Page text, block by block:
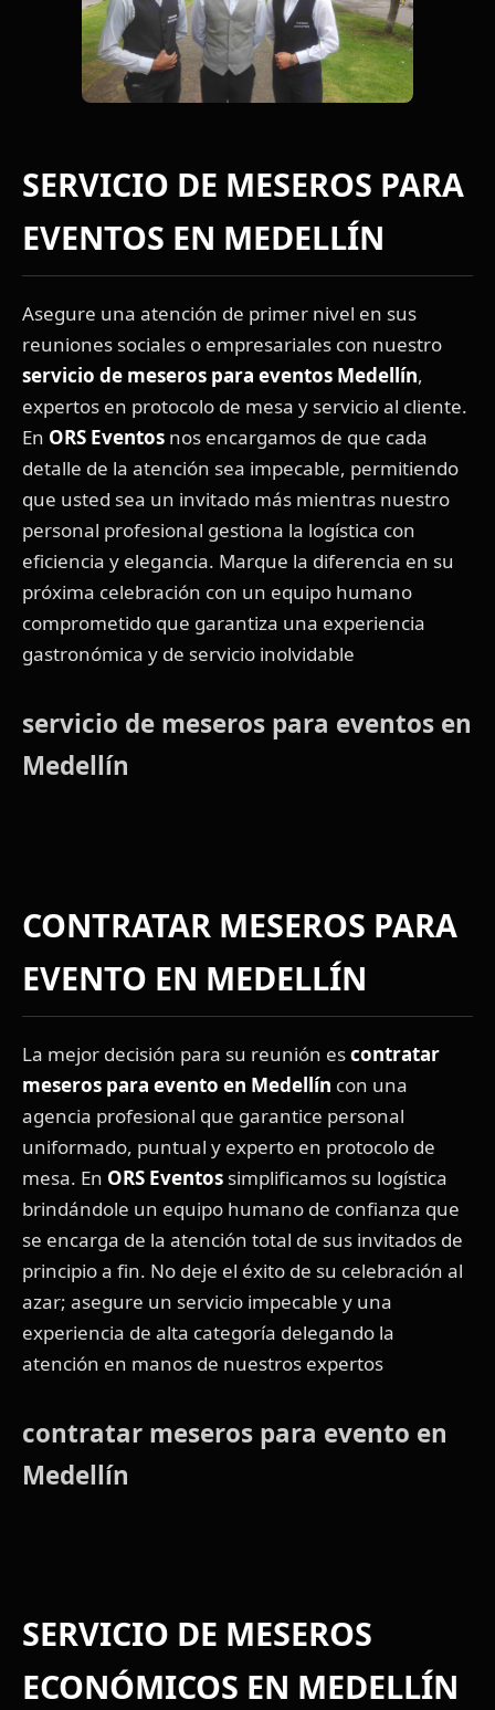
SERVICIO DE MESEROS PARA
EVENTOS EN MEDELLÍN
Asegure una atención de primer nivel en sus
reuniones sociales o empresariales con nuestro
servicio de meseros para eventos Medellín,
expertos en protocolo de mesa y servicio al cliente.
En ORS Eventos nos encargamos de que cada
detalle de la atención sea impecable, permitiendo
que usted sea un invitado más mientras nuestro
personal profesional gestiona la logística con
eficiencia y elegancia. Marque la diferencia en su
próxima celebración con un equipo humano
comprometido que garantiza una experiencia
gastronómica y de servicio inolvidable
servicio de meseros para eventos en
Medellín
CONTRATAR MESEROS PARA
EVENTO EN MEDELLÍN
La mejor decisión para su reunión escontratar
meseros para evento en Medellín con una
agencia profesional que garantice personal
uniformado, puntual y experto en protocolo de
mesa. En ORS Eventos simplificamos su logística
brindándole un equipo humano de confianza que
se encarga de la atención total de sus invitados de
principio a fin. No deje el éxito de su celebración al
azar; asegure un servicio impecable y una
experiencia de alta categoría delegando la
atención en manos de nuestros expertos
contratar meseros para evento en
Medellín
SERVICIO DE MESEROS
ECONÓMICOS EN MEDELLÍN